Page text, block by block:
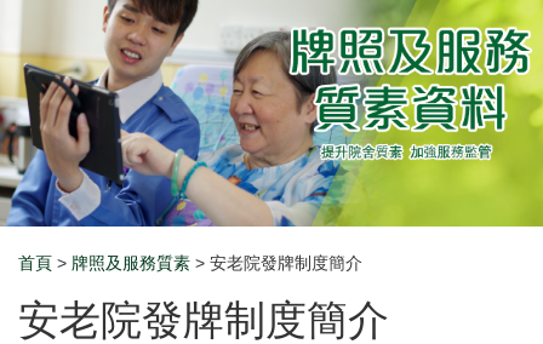
Breadcrumb
首頁 > 牌照及服務質素 > 安老院發牌制度簡介
安老院發牌制度簡介